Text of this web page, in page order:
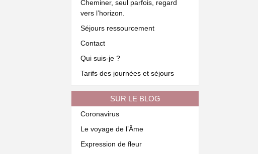
Cheminer, seul parfois, regard
vers l’horizon.
Séjours ressourcement
Contact
Qui suis-je ?
Tarifs des journées et séjours
SUR LE BLOG
Coronavirus
Le voyage de l’Âme
Expression de fleur